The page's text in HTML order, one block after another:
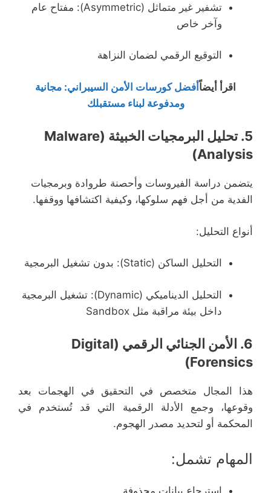
تشفير غير متماثل (Asymmetric): مفتاح عام
وآخر خاص
التوقيع الرقمي لضمان النزاهة
اقرأ أيضاًأفضل كورسات الأمن السيبراني: مجانية
ومدفوعة لبناء مستقبلك
5.
تحليل البرمجيات الخبيثة (Malware
Analysis)
يتضمن دراسة الفيروسات وأحصنة طروادة وبرمجيات
الفدية من أجل فهم سلوكها، وكيفية اكتشافها ووقفها.
أنواع التحليل:
التحليل الساكن (Static): بدون تشغيل البرمجية
التحليل الديناميكي (Dynamic): تشغيل البرمجية
داخل بيئة مراقبة مثل Sandbox
6.
الأمن الجنائي الرقمي (Digital
Forensics)
هذا المجال متخصص في التحقيق في الهجمات بعد
وقوعها، وجمع الأدلة الرقمية التي قد تُستخدم في
المحكمة أو لتحديد مصدر الهجوم.
المهام تشمل:
استرجاع بيانات محذوفة